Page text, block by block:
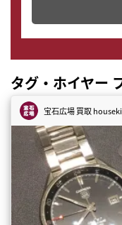
タグ・ホイヤー
宝石広場 買取